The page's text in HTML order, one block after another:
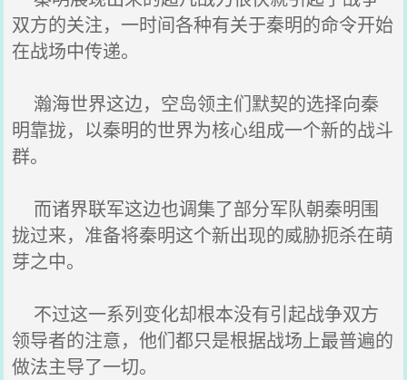
双方的关注，一时间各种有关于秦明的命令开始
在战场中传递。
瀚海世界这边，空岛领主们默契的选择向秦
明靠拢，以秦明的世界为核心组成一个新的战斗
群。
而诸界联军这边也调集了部分军队朝秦明围
拢过来，准备将秦明这个新出现的威胁扼杀在萌
芽之中。
不过这一系列变化却根本没有引起战争双方
领导者的注意，他们都只是根据战场上最普遍的
做法主导了一切。